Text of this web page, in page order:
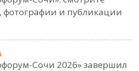
фотографии и публикации
Сочи 2026» завершил